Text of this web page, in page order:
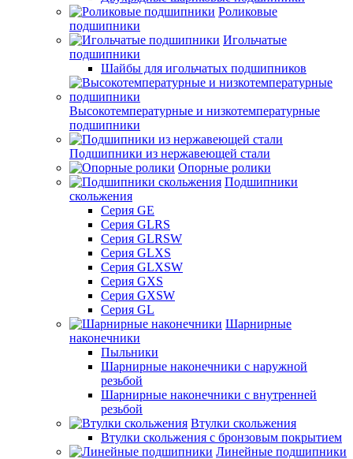
Роликовые
подшипники
Игольчатые
подшипники
Шайбы для игольчатых подшипников
Высокотемпературные и низкотемпературные
подшипники
Подшипники из нержавеющей стали
Опорные ролики
Подшипники
скольжения
Серия GE
Серия GLRS
Серия GLRSW
Серия GLXS
Серия GLXSW
Серия GXS
Серия GXSW
Серия GL
Шарнирные
наконечники
Пыльники
Шарнирные наконечники с наружной
резьбой
Шарнирные наконечники с внутренней
резьбой
Втулки скольжения
Втулки скольжения с бронзовым покрытием
Линейные подшипники